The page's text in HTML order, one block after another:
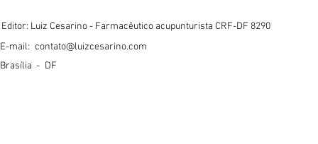
Editor: Luiz Cesarino - Farmacêutico acupunturista CRF-DF 8290
E-mail: contato@luizcesarino.com
Brasília - DF